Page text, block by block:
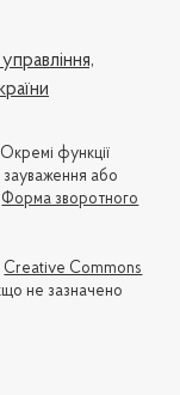
функції
або
Форма зворотного
Creative Commons
не зазначено